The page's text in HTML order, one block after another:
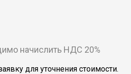
начислить НДС 20%
для уточнения стоимости.